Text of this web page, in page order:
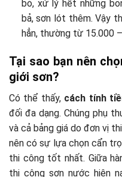
bỏ, xử lý hết những
bả, sơn lót thêm. Vậy
hẳn, thường từ 15.000
Tại sao bạn nên
giới sơn?
Có thể thấy, cách tính
đối đa dạng. Chúng phụ
và cả bảng giá do đơn vị
nên có sự lựa chọn cẩn
thi công tốt nhất. Giữa
thi công sơn nước hiện